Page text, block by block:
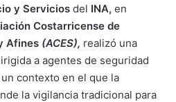
y Servicios del INA, en
Costarricense de
Afines (ACES), realizó una
a agentes de seguridad
contexto en el que la
la vigilancia tradicional para